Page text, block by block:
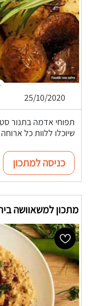
25/10/2020
תפוחי אדמה בתנור
שיוכלו ללוות כל
כניסה למתכון
מתכון למשאוושה